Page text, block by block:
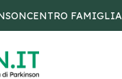
CENTRO FAMIGLIA